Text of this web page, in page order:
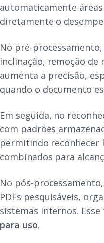
automaticamente
diretamente o
No pré-
inclinação, remoção de
aumenta a precisão,
quando o documento
Em seguida, no
com padrões
permitindo reconhecer
combinados para
No pós-
PDFs pesquisáveis,
sistemas internos.
para uso.